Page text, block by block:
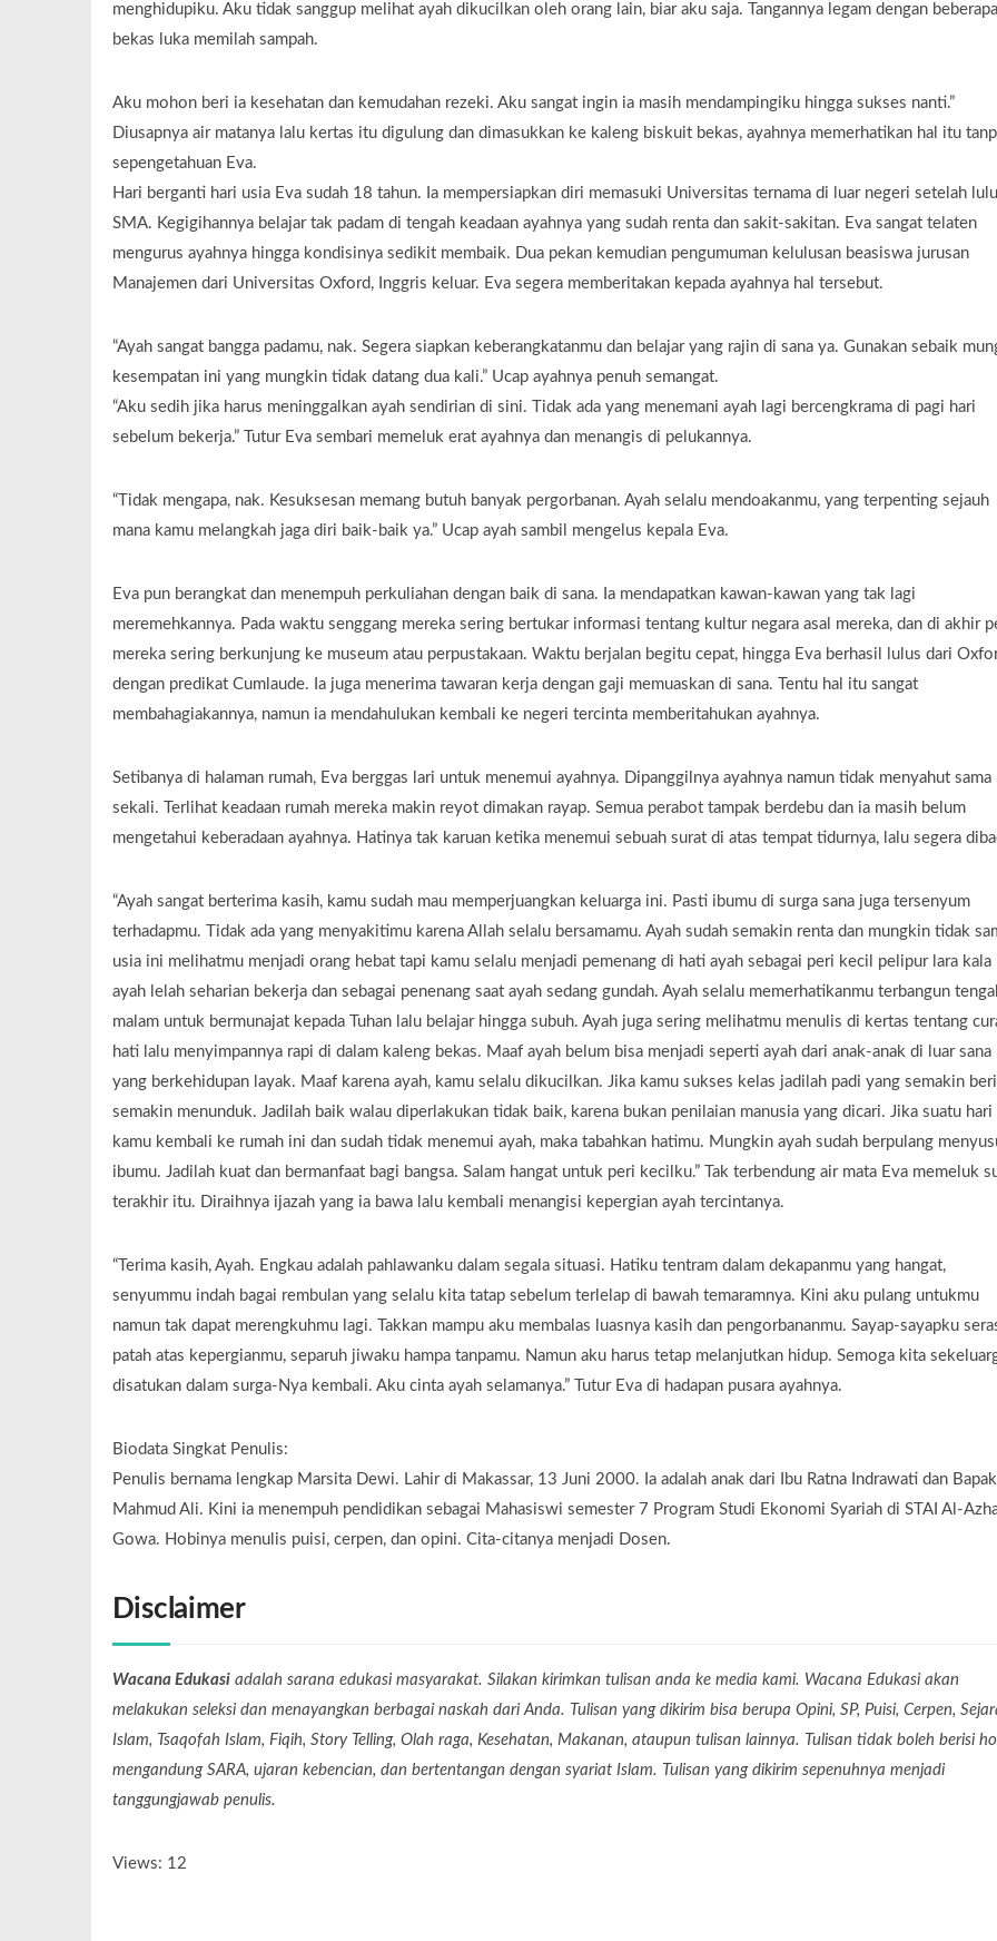
menghidupiku. Aku tidak sanggup melihat ayah dikucilkan oleh orang lain, biar aku saja. Tangannya legam dengan beberapa
bekas luka memilah sampah.
Aku mohon beri ia kesehatan dan kemudahan rezeki. Aku sangat ingin ia masih mendampingiku hingga sukses nanti.”
Diusapnya air matanya lalu kertas itu digulung dan dimasukkan ke kaleng biskuit bekas, ayahnya memerhatikan hal itu
sepengetahuan Eva.
Hari berganti hari usia Eva sudah 18 tahun. Ia mempersiapkan diri memasuki Universitas ternama di luar negeri setelah
SMA. Kegigihannya belajar tak padam di tengah keadaan ayahnya yang sudah renta dan sakit-sakitan. Eva sangat telaten
mengurus ayahnya hingga kondisinya sedikit membaik. Dua pekan kemudian pengumuman kelulusan beasiswa jurusan
Manajemen dari Universitas Oxford, Inggris keluar. Eva segera memberitakan kepada ayahnya hal tersebut.
“Ayah sangat bangga padamu, nak. Segera siapkan keberangkatanmu dan belajar yang rajin di sana ya. Gunakan sebaik
kesempatan ini yang mungkin tidak datang dua kali.” Ucap ayahnya penuh semangat.
“Aku sedih jika harus meninggalkan ayah sendirian di sini. Tidak ada yang menemani ayah lagi bercengkrama di pagi hari
sebelum bekerja.” Tutur Eva sembari memeluk erat ayahnya dan menangis di pelukannya.
“Tidak mengapa, nak. Kesuksesan memang butuh banyak pergorbanan. Ayah selalu mendoakanmu, yang terpenting sejauh
mana kamu melangkah jaga diri baik-baik ya.” Ucap ayah sambil mengelus kepala Eva.
Eva pun berangkat dan menempuh perkuliahan dengan baik di sana. Ia mendapatkan kawan-kawan yang tak lagi
meremehkannya. Pada waktu senggang mereka sering bertukar informasi tentang kultur negara asal mereka, dan di akhir
mereka sering berkunjung ke museum atau perpustakaan. Waktu berjalan begitu cepat, hingga Eva berhasil lulus dari
dengan predikat Cumlaude. Ia juga menerima tawaran kerja dengan gaji memuaskan di sana. Tentu hal itu sangat
membahagiakannya, namun ia mendahulukan kembali ke negeri tercinta memberitahukan ayahnya.
Setibanya di halaman rumah, Eva berggas lari untuk menemui ayahnya. Dipanggilnya ayahnya namun tidak menyahut sama
sekali. Terlihat keadaan rumah mereka makin reyot dimakan rayap. Semua perabot tampak berdebu dan ia masih belum
mengetahui keberadaan ayahnya. Hatinya tak karuan ketika menemui sebuah surat di atas tempat tidurnya, lalu segera
“Ayah sangat berterima kasih, kamu sudah mau memperjuangkan keluarga ini. Pasti ibumu di surga sana juga tersenyum
terhadapmu. Tidak ada yang menyakitimu karena Allah selalu bersamamu. Ayah sudah semakin renta dan mungkin tidak
usia ini melihatmu menjadi orang hebat tapi kamu selalu menjadi pemenang di hati ayah sebagai peri kecil pelipur lara kala
ayah lelah seharian bekerja dan sebagai penenang saat ayah sedang gundah. Ayah selalu memerhatikanmu terbangun
malam untuk bermunajat kepada Tuhan lalu belajar hingga subuh. Ayah juga sering melihatmu menulis di kertas tentang
hati lalu menyimpannya rapi di dalam kaleng bekas. Maaf ayah belum bisa menjadi seperti ayah dari anak-anak di luar sana
yang berkehidupan layak. Maaf karena ayah, kamu selalu dikucilkan. Jika kamu sukses kelas jadilah padi yang semakin
semakin menunduk. Jadilah baik walau diperlakukan tidak baik, karena bukan penilaian manusia yang dicari. Jika suatu hari
kamu kembali ke rumah ini dan sudah tidak menemui ayah, maka tabahkan hatimu. Mungkin ayah sudah berpulang
ibumu. Jadilah kuat dan bermanfaat bagi bangsa. Salam hangat untuk peri kecilku.” Tak terbendung air mata Eva memeluk
terakhir itu. Diraihnya ijazah yang ia bawa lalu kembali menangisi kepergian ayah tercintanya.
“Terima kasih, Ayah. Engkau adalah pahlawanku dalam segala situasi. Hatiku tentram dalam dekapanmu yang hangat,
senyummu indah bagai rembulan yang selalu kita tatap sebelum terlelap di bawah temaramnya. Kini aku pulang untukmu
namun tak dapat merengkuhmu lagi. Takkan mampu aku membalas luasnya kasih dan pengorbananmu. Sayap-sayapku
patah atas kepergianmu, separuh jiwaku hampa tanpamu. Namun aku harus tetap melanjutkan hidup. Semoga kita
disatukan dalam surga-Nya kembali. Aku cinta ayah selamanya.” Tutur Eva di hadapan pusara ayahnya.
Biodata Singkat Penulis:
Penulis bernama lengkap Marsita Dewi. Lahir di Makassar, 13 Juni 2000. Ia adalah anak dari Ibu Ratna Indrawati dan Bapak
Mahmud Ali. Kini ia menempuh pendidikan sebagai Mahasiswi semester 7 Program Studi Ekonomi Syariah di STAI Al-
Gowa. Hobinya menulis puisi, cerpen, dan opini. Cita-citanya menjadi Dosen.
Disclaimer
Wacana Edukasiadalah sarana edukasi masyarakat. Silakan kirimkan tulisan anda ke media kami. Wacana Edukasi akan
melakukan seleksi dan menayangkan berbagai naskah dari Anda. Tulisan yang dikirim bisa berupa Opini, SP, Puisi, Cerpen,
Islam, Tsaqofah Islam, Fiqih, Story Telling, Olah raga, Kesehatan, Makanan, ataupun tulisan lainnya. Tulisan tidak boleh berisi
mengandung SARA, ujaran kebencian, dan bertentangan dengan syariat Islam. Tulisan yang dikirim sepenuhnya menjadi
tanggungjawab penulis.
Views: 12